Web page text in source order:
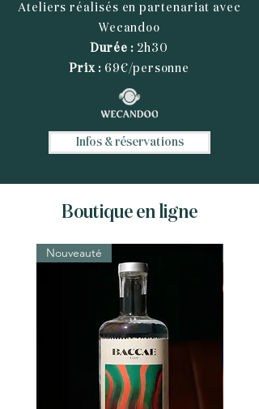
Ateliers réalisés en partenariat avec
Wecandoo
Durée :2h30
Prix : 69€/personne
Infos & réservations
Boutique en ligne
Nouveauté